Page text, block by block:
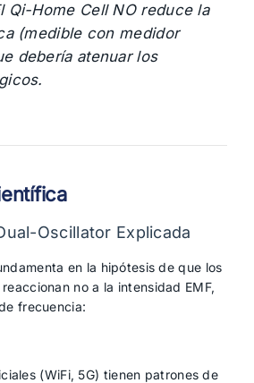
Qi-Home Cell NO reduce la
(medible con medidor
debería atenuar los
Oscillator Explicada
en la hipótesis de que los
no a la intensidad EMF,
frecuencia:
(WiFi, 5G) tienen patrones de